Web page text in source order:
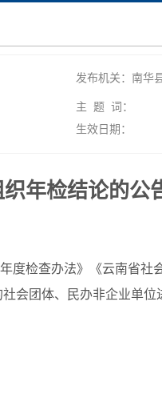
发布机关：南华
主 题 词：
生效日期：
年检结论的公
度检查办法》《云南省社
会团体、民办非企业单